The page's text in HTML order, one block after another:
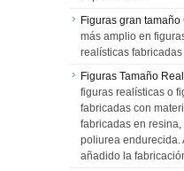
Figuras gran tamaño
más amplio en
realísticas
Figuras Tamaño Real
figuras realísticas o
fabricadas con
fabricadas en
poliurea endurecida.
añadido la